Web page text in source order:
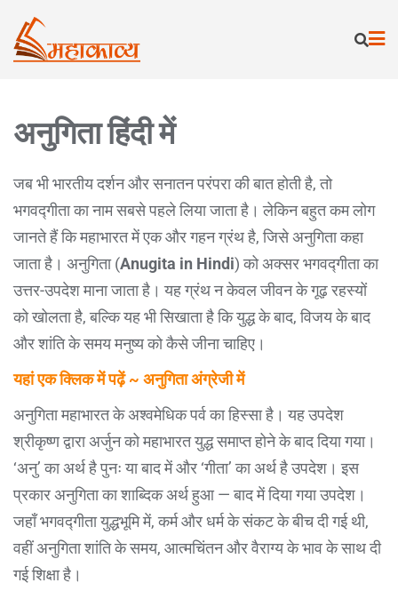
अनुगिता हिंदी में
जब भी भारतीय दर्शन और सनातन परंपरा की बात होती है, तो
भगवद्गीता का नाम सबसे पहले लिया जाता है। लेकिन बहुत कम लोग
जानते हैं कि महाभारत में एक और गहन ग्रंथ है, जिसे अनुगिता कहा
जाता है। अनुगिता (Anugita in Hindi) को अक्सर भगवद्गीता का
उत्तर-उपदेश माना जाता है। यह ग्रंथ न केवल जीवन के गूढ़ रहस्यों
को खोलता है, बल्कि यह भी सिखाता है कि युद्ध के बाद, विजय के बाद
और शांति के समय मनुष्य को कैसे जीना चाहिए।
यहां एक क्लिक में पढ़ें ~ अनुगिता अंग्रेजी में
अनुगिता महाभारत के अश्वमेधिक पर्व का हिस्सा है। यह उपदेश
श्रीकृष्ण द्वारा अर्जुन को महाभारत युद्ध समाप्त होने के बाद दिया गया।
‘अनु’ का अर्थ है पुनः या बाद में और ‘गीता’ का अर्थ है उपदेश। इस
प्रकार अनुगिता का शाब्दिक अर्थ हुआ — बाद में दिया गया उपदेश।
जहाँ भगवद्गीता युद्धभूमि में, कर्म और धर्म के संकट के बीच दी गई थी,
वहीं अनुगिता शांति के समय, आत्मचिंतन और वैराग्य के भाव के साथ दी
गई शिक्षा है।